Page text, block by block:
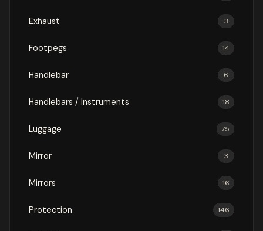
Exhaust 3
Footpegs 14
Handlebar 6
Handlebars / Instruments 18
Luggage 75
Mirror 3
Mirrors 16
Protection 146